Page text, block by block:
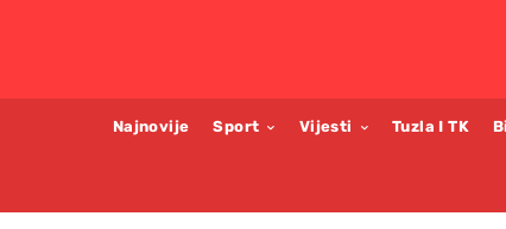
Najnovije Sport Vijesti Tuzla I TK